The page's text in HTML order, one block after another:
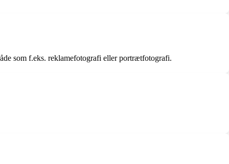
som f.eks. reklamefotografi eller portrætfotografi.